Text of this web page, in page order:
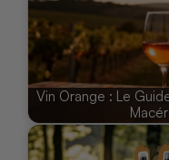
Vin Orange : Le